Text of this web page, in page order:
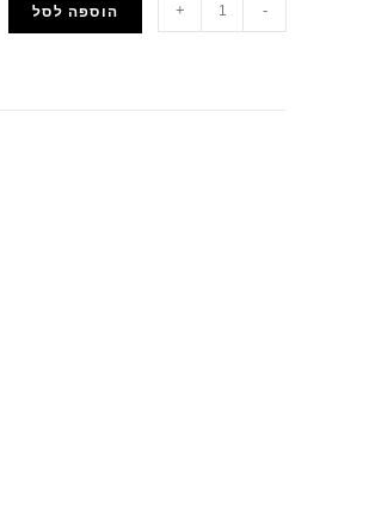
-
+ הוספה לסל